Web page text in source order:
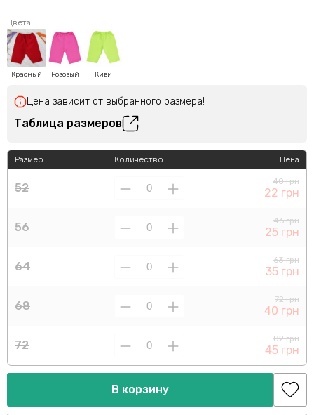
Цвета:
Красный Розовый Киви
Цена зависит от выбранного размера!
Таблица размеров
Размер
52
56
64
68
72
Количество Цена
40 грн
22 грн
46 грн
25 грн
63 грн
35 грн
72 грн
40 грн
82 грн
45 грн
В корзину